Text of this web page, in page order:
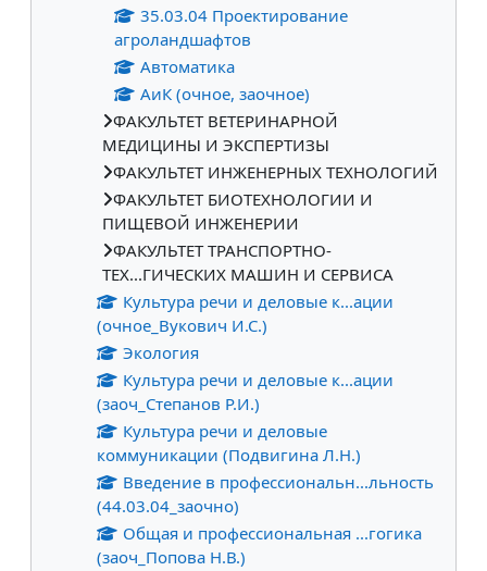
35.03.04 Проектирование
агроландшафтов
Автоматика
АиК (очное, заочное)
ФАКУЛЬТЕТ ВЕТЕРИНАРНОЙ
МЕДИЦИНЫ И ЭКСПЕРТИЗЫ
ФАКУЛЬТЕТ ИНЖЕНЕРНЫХ ТЕХНОЛОГИЙ
ФАКУЛЬТЕТ БИОТЕХНОЛОГИИ И
ПИЩЕВОЙ ИНЖЕНЕРИИ
ФАКУЛЬТЕТ ТРАНСПОРТНО-
ТЕХ...ГИЧЕСКИХ МАШИН И СЕРВИСА
Культура речи и деловые к...ации
(очное_Вукович И.С.)
Экология
Культура речи и деловые к...ации
(заоч_Степанов Р.И.)
Культура речи и деловые
коммуникации (Подвигина Л.Н.)
Введение в профессиональн...льность
(44.03.04_заочно)
Общая и профессиональная ...гогика
(заоч_Попова Н.В.)